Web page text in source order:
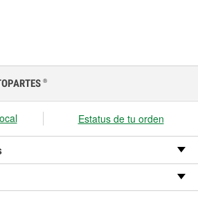
®
Estatus de tu orden